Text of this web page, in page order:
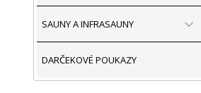
SAUNY A INFRASAUNY
DARČEKOVÉ POUKAZY